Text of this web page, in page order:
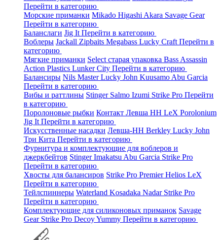
Перейти в категорию
Морские приманки Mikado Higashi Akara Savage Gear
Перейти в категорию
Баланслаги Jig It Перейти в категорию
Воблеры Jackall Zipbaits Megabass Lucky Craft Перейти в
категорию
Мягкие приманки Select старая упаковка Bass Assassin
Action Plastics Lunker City Перейти в категорию
Балансиры Nils MasterLucky John Kuusamo Abu Garcia
Перейти в категорию
Вибы и раттлины Stinger Salmo Izumi Strike Pro Перейти
в категорию
Поролоновые рыбки Контакт Левша НН LeX Porolonium
Jig It Перейти в категорию
Искусственные насадки Левша-НН Berkley Lucky John
Три Кита Перейти в категорию
Фурнитура и комплектующие для воблеров и
джеркбейтов StingerImakatsu Abu Garcia Strike Pro
Перейти в категорию
Хвосты для балансиров Strike Pro PremierHelios LeX
Перейти в категорию
Тейлспиннеры Waterland Kosadaka Nadar Strike Pro
Перейти в категорию
Комплектующие для силиконовых приманок Savage
Gear Strike Pro DecoyYummy Перейти в категорию